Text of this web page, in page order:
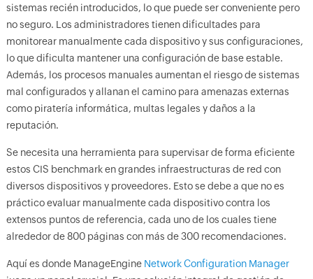
sistemas recién introducidos, lo que puede ser conveniente pero
no seguro. Los administradores tienen dificultades para
monitorear manualmente cada dispositivo y sus configuraciones,
lo que dificulta mantener una configuración de base estable.
Además, los procesos manuales aumentan el riesgo de sistemas
mal configurados y allanan el camino para amenazas externas
como piratería informática, multas legales y daños a la
reputación.
Se necesita una herramienta para supervisar de forma eficiente
estos CIS benchmark en grandes infraestructuras de red con
diversos dispositivos y proveedores. Esto se debe a que no es
práctico evaluar manualmente cada dispositivo contra los
extensos puntos de referencia, cada uno de los cuales tiene
alrededor de 800 páginas con más de 300 recomendaciones.
Aquí es donde ManageEngine Network Configuration Manager